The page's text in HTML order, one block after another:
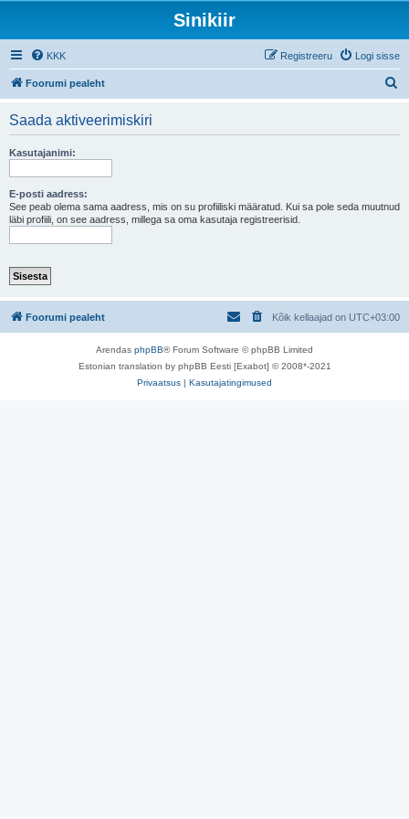
Sinikiir
KKK Logi sisse
Registreeru
Foorumi pealeht
Saada aktiveerimiskiri
Kasutajanimi:
E-posti aadress:
See peab olema sama aadress, mis on su profiiliski määratud. Kui sa pole seda muutnud
läbi profiili, on see aadress, millega sa oma kasutaja registreerisid.
Foorumi pealeht Kõik kellaajad on UTC+03:00
Arendas phpBB® Forum Software © phpBB Limited
Estonian translation by phpBB Eesti [Exabot] © 2008*-2021
Privaatsus | Kasutajatingimused